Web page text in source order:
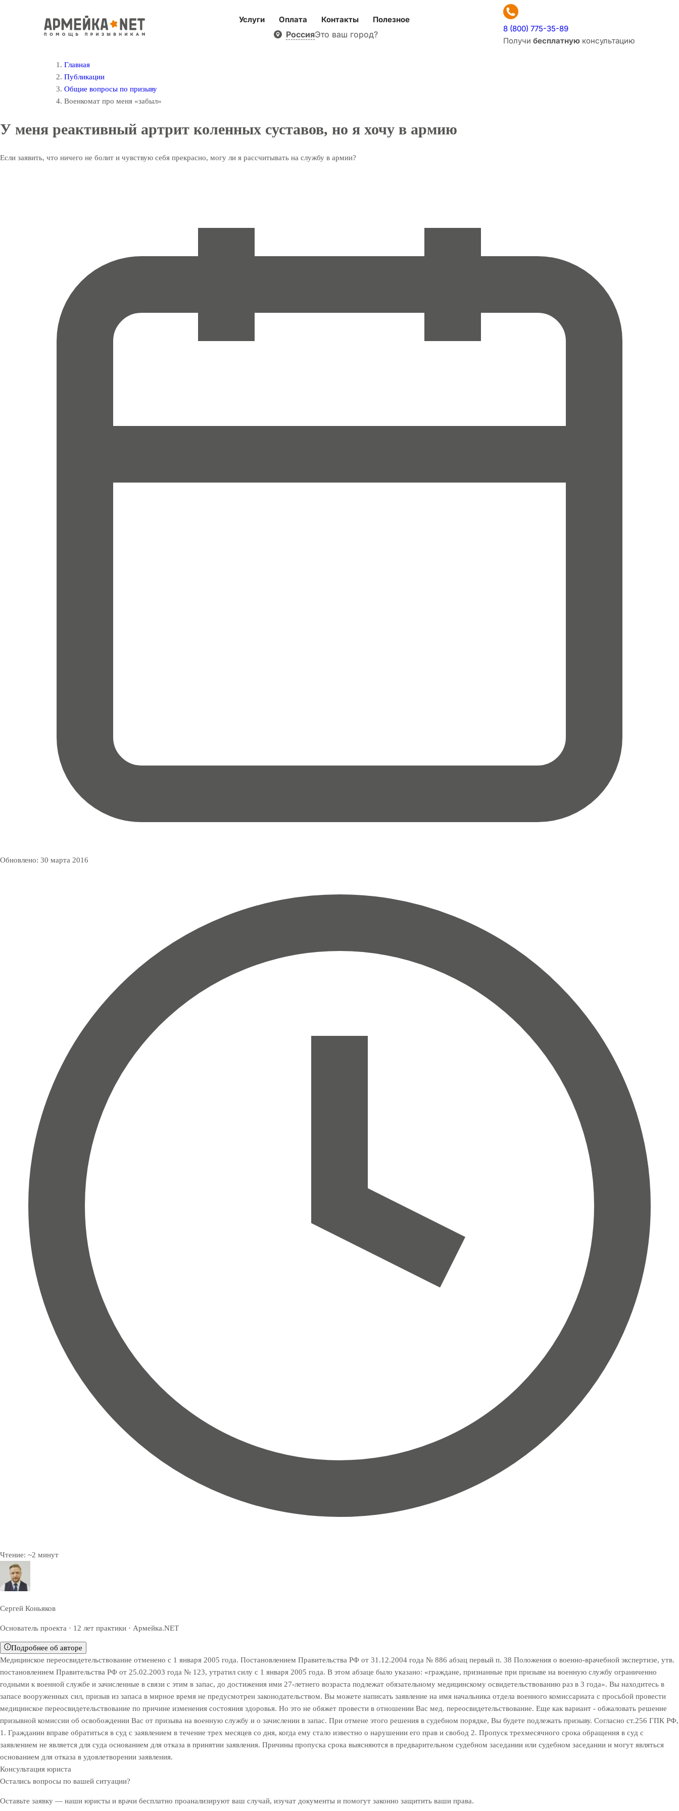
Услуги Оплата Контакты Полезное
РоссияЭто ваш город?
8 (800) 775-35-89
Получи бесплатную консультацию
Главная
Публикации
Общие вопросы по призыву
Военкомат про меня «забыл»
У меня реактивный артрит коленных суставов, но я хочу в армию
Если заявить, что ничего не болит и чувствую себя прекрасно, могу ли я рассчитывать на службу в армии?
Обновлено: 30 марта 2016
Чтение: ~2 минут
Сергей Коньяков
Основатель проекта · 12 лет практики · Армейка.NET
Подробнее об авторе
Медицинское переосвидетельствование отменено с 1 января 2005 года. Постановлением Правительства РФ от 31.12.2004 года № 886 абзац первый п. 38 Положения о военно-врачебной экспертизе, утв.
постановлением Правительства РФ от 25.02.2003 года № 123, утратил силу с 1 января 2005 года. В этом абзаце было указано: «граждане, признанные при призыве на военную службу ограниченно
годными к военной службе и зачисленные в связи с этим в запас, до достижения ими 27-летнего возраста подлежат обязательному медицинскому освидетельствованию раз в 3 года». Вы находитесь в
запасе вооруженных сил, призыв из запаса в мирное время не предусмотрен законодательством. Вы можете написать заявление на имя начальника отдела военного комиссариата с просьбой провести
медицинское переосвидетельствование по причине изменения состояния здоровья. Но это не обяжет провести в отношении Вас мед. переосвидетельствование. Еще как вариант - обжаловать решение
призывной комиссии об освобождении Вас от призыва на военную службу и о зачислении в запас. При отмене этого решения в судебном порядке, Вы будете подлежать призыву. Согласно ст.256 ГПК РФ,
1. Гражданин вправе обратиться в суд с заявлением в течение трех месяцев со дня, когда ему стало известно о нарушении его прав и свобод 2. Пропуск трехмесячного срока обращения в суд с
заявлением не является для суда основанием для отказа в принятии заявления. Причины пропуска срока выясняются в предварительном судебном заседании или судебном заседании и могут являться
основанием для отказа в удовлетворении заявления.
Консультация юриста
Остались вопросы по вашей ситуации?
Оставьте заявку — наши юристы и врачи бесплатно проанализируют ваш случай, изучат документы и помогут законно защитить ваши права.